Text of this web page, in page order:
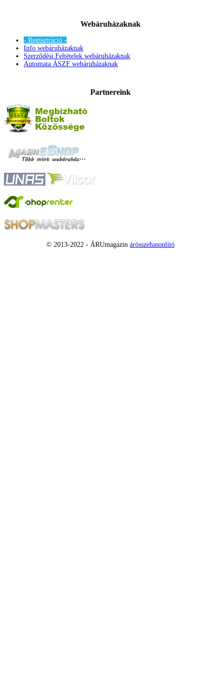
Webáruházaknak
- Regisztráció -
Info webáruházaknak
Szerződési Feltételek webáruházaknak
Automata ÁSZF webáruházaknak
Partnereink
© 2013-2022 - ÁRUmagazin árösszehasonlító